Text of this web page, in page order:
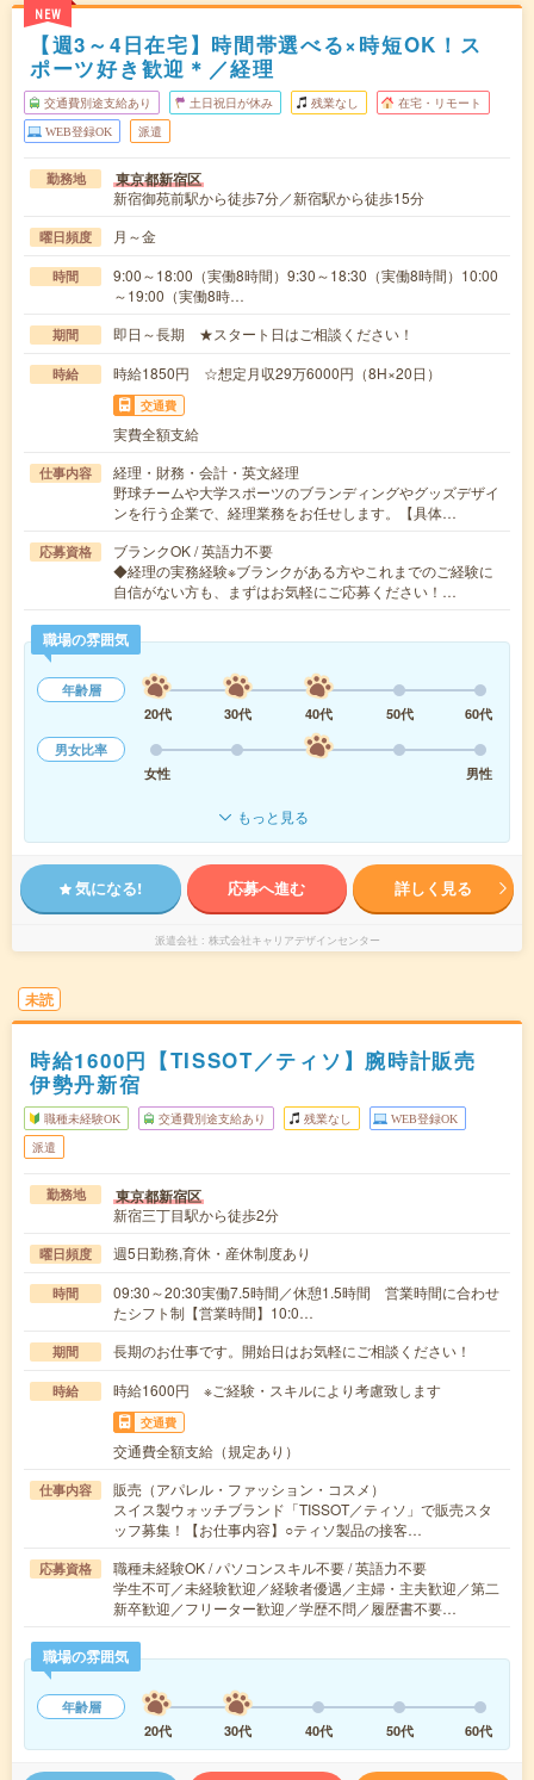
NEW
【週3～4日在宅】時間帯選べる×時短OK！ス
ポーツ好き歓迎＊／経理
交通費別途支給あり 土日祝日が休み 残業なし 在宅・リモート
WEB登録OK 派遣
勤務地 東京都新宿区
新宿御苑前駅から徒歩7分／新宿駅から徒歩15分
曜日頻度 月～金
時間
9:00～18:00（実働8時間）9:30～18:30（実働8時間）10:00
～19:00（実働8時…
期間 即日～長期 ★スタート日はご相談ください！
時給 時給1850円 ☆想定月収29万6000円（8H×20日）
交通費
実費全額支給
仕事内容
経理・財務・会計・英文経理
野球チームや大学スポーツのブランディングやグッズデザイ
ンを行う企業で、経理業務をお任せします。【具体…
応募資格
ブランクOK / 英語力不要
◆経理の実務経験※ブランクがある方やこれまでのご経験に
自信がない方も、まずはお気軽にご応募ください！…
職場の雰囲気
年齢層
20代
30代 40代 50代
60代
男女比率
女性
男性
もっと見る
気になる! 応募へ進む 詳しく見る
派遣会社 株式会社キャリアデザインセンター
未読
時給1600円【TISSOT／ティソ】腕時計販売
伊勢丹新宿
職種未経験OK 交通費別途支給あり 残業なし WEB登録OK
派遣
勤務地 東京都新宿区
新宿三丁目駅から徒歩2分
曜日頻度 週5日勤務,育休・産休制度あり
時間
09:30～20:30実働7.5時間／休憩1.5時間 営業時間に合わせ
たシフト制【営業時間】10:0…
期間 長期のお仕事です。開始日はお気軽にご相談ください！
時給 時給1600円 ※ご経験・スキルにより考慮致します
交通費
交通費全額支給（規定あり）
仕事内容
販売（アパレル・ファッション・コスメ）
スイス製ウォッチブランド「TISSOT／ティソ」で販売スタ
ッフ募集！【お仕事内容】○ティソ製品の接客…
応募資格
職種未経験OK / パソコンスキル不要 / 英語力不要
学生不可／未経験歓迎／経験者優遇／主婦・主夫歓迎／第二
新卒歓迎／フリーター歓迎／学歴不問／履歴書不要…
職場の雰囲気
年齢層
20代
30代 40代 50代 60代